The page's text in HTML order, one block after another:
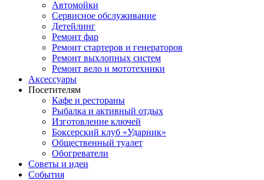
Автомойки
Сервисное обслуживание
Детейлинг
Ремонт фар
Ремонт стартеров и генераторов
Ремонт выхлопных систем
Ремонт вело и мототехники
Аксессуары
Посетителям
Кафе и рестораны
Рыбалка и активный отдых
Изготовление ключей
Боксерский клуб «Ударник»
Общественный туалет
Обогреватели
Советы и идеи
События